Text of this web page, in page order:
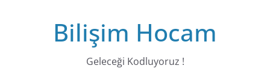
Bilişim Hocam
Geleceği Kodluyoruz !